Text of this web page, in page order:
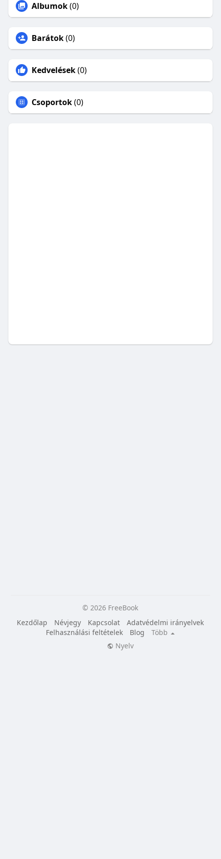
Albumok(0)
Barátok(0)
Kedvelések(0)
Csoportok(0)
© 2026 FreeBook
Kezdőlap
Névjegy Kapcsolat
Adatvédelmi irányelvek
Felhasználási feltételek
Blog
Több
Nyelv